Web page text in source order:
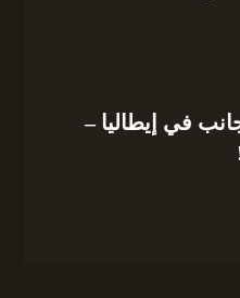
في إيطاليا –